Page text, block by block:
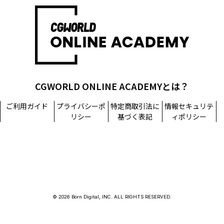
CGWORLD ONLINE ACADEMYとは？
ご利用ガイド
プライバシーポ
リシー
特定商取引法に
基づく表記
情報セキュリテ
ィポリシー
© 2026 Born Digital, INC. ALL RIGHTS RESERVED.